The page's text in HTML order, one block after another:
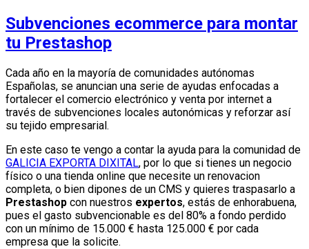
Subvenciones ecommerce para montar
tu Prestashop
Cada año en la mayoría de comunidades autónomas
Españolas, se anuncian una serie de ayudas enfocadas a
fortalecer el comercio electrónico y venta por internet a
través de subvenciones locales autonómicas y reforzar así
su tejido empresarial.
En este caso te vengo a contar la ayuda para la comunidad de
GALICIA EXPORTA DIXITAL, por lo que si tienes un negocio
físico o una tienda online que necesite un renovacion
completa, o bien dipones de un CMS y quieres traspasarlo a
Prestashop con nuestros expertos, estás de enhorabuena,
pues el gasto subvencionable es del 80% a fondo perdido
con un mínimo de 15.000 € hasta 125.000 € por cada
empresa que la solicite.